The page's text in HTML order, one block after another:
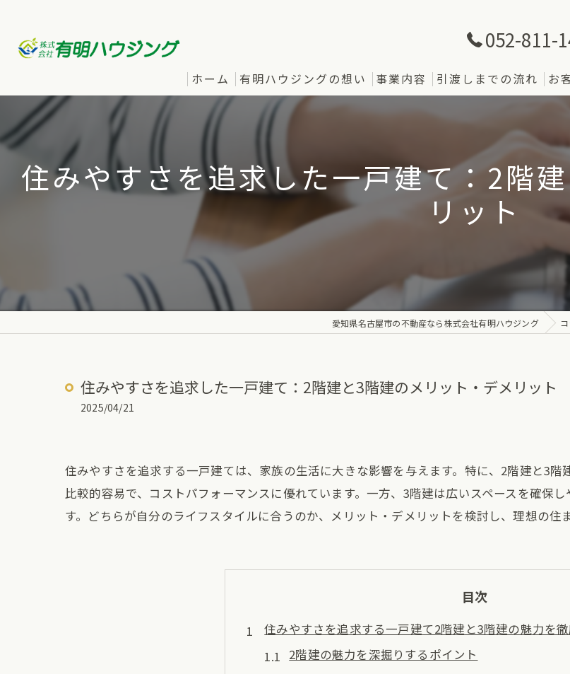
052-811-
ホーム 有明ハウジングの想い 事業内容 引渡しまでの流れ お
住みやすさを追求した一戸建て：2階
リット
愛知県名古屋市の不動産なら株式会社有明ハウジング
住みやすさを追求した一戸建て：2階建と3階建のメリット・デメリット
2025/04/21
住みやすさを追求する一戸建ては、家族の生活に大きな影響を与えます。特に、2階建と3
比較的容易で、コストパフォーマンスに優れています。一方、3階建は広いスペースを確保
す。どちらが自分のライフスタイルに合うのか、メリット・デメリットを検討し、理想の住
目次
住みやすさを追求する一戸建て2階建と3階建の魅力を
2階建の魅力を深掘りするポイント